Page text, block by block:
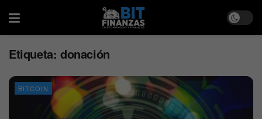
Etiqueta: donación
BITCOIN